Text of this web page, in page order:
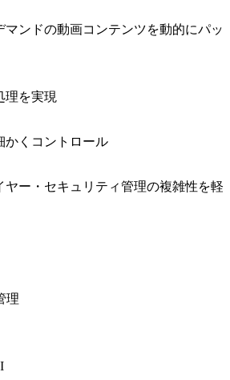
マンドの動画コンテンツを動的にパッ
理を実現
かくコントロール
ヤー・セキュリティ管理の複雑性を軽
理